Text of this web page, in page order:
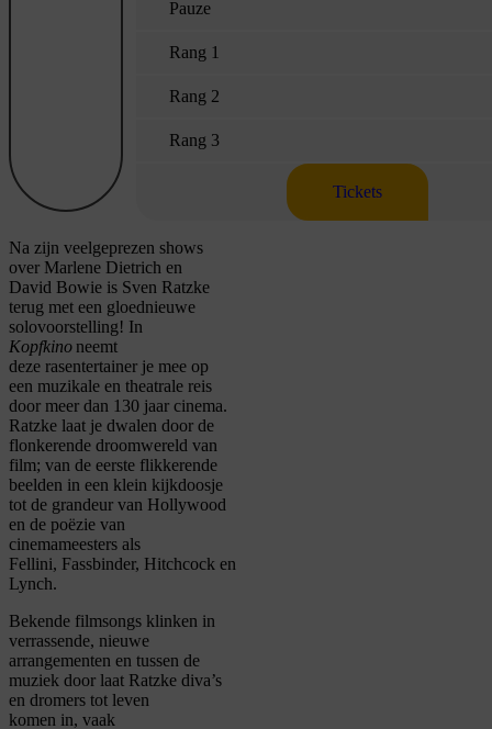
Pauze
Rang 1
Rang 2
Rang 3
Tickets
Na zijn veelgeprezen shows
over Marlene Dietrich en
David Bowie is Sven Ratzke
terug met een gloednieuwe
solovoorstelling! In
Kopfkino neemt
deze rasentertainer je mee op
een muzikale en theatrale reis
door meer dan 130 jaar cinema.
Ratzke laat je dwalen door de
flonkerende droomwereld van
film; van de eerste flikkerende
beelden in een klein kijkdoosje
tot de grandeur van Hollywood
en de poëzie van
cinemameesters als
Fellini, Fassbinder, Hitchcock en
Lynch.
Bekende filmsongs klinken in
verrassende, nieuwe
arrangementen en tussen de
muziek door laat Ratzke diva’s
en dromers tot leven
komen in, vaak